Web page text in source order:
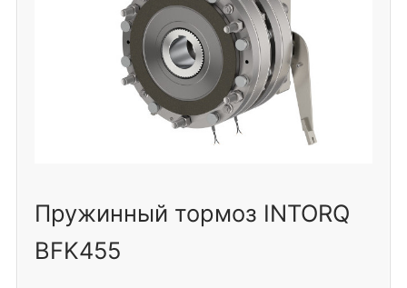
Пружинный тормоз INTORQ
BFK455